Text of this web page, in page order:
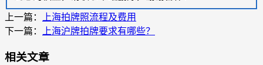
上一篇： 上海拍牌照流程及费用
下一篇： 上海沪牌拍牌要求有哪些？
相关文章